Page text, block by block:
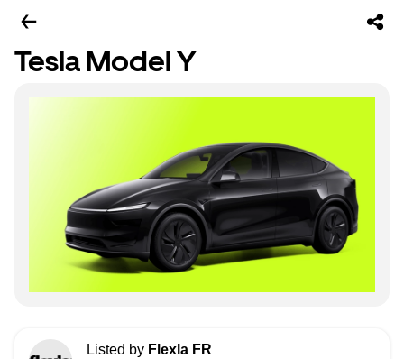
Tesla Model Y
Listed by Flexla FR